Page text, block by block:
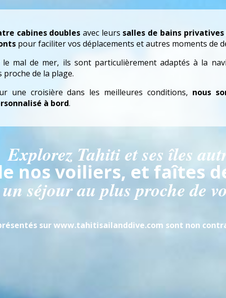
cabines doubles avec leurs salles de bains privatives
pour faciliter vos déplacements et autres moments de
le mal de mer, ils sont particulièrement adaptés à la
de la plage.
une croisière dans les meilleures conditions, nous
à bord.
Explorez Tahiti et ses îles
nos voiliers, et faîtes
un séjour au plus proche de
sur www.tahitisailanddive.com sont non